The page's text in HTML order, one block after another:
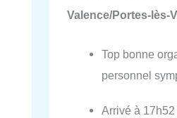
Valence/Portes-lès-
Top bonne
personnel
Arrivé à